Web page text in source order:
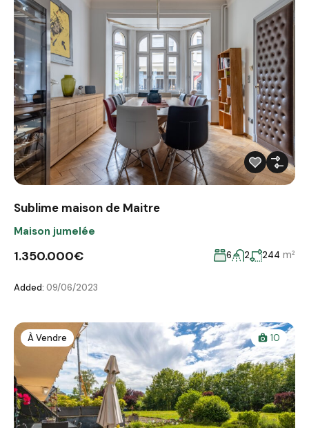
Sublime maison de Maitre
Maison jumelée
1.350.000€ 6 2 244 m²
Added: 09/06/2023
À Vendre 10